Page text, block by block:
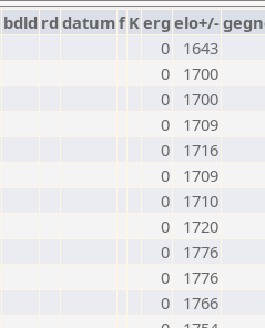
bdld rd datumf Kerg elo+/-
0
1643
0
1700
0
1700
0
1709
0
1716
0
1709
0
1710
0
1720
0
1776
0
1776
0
1766